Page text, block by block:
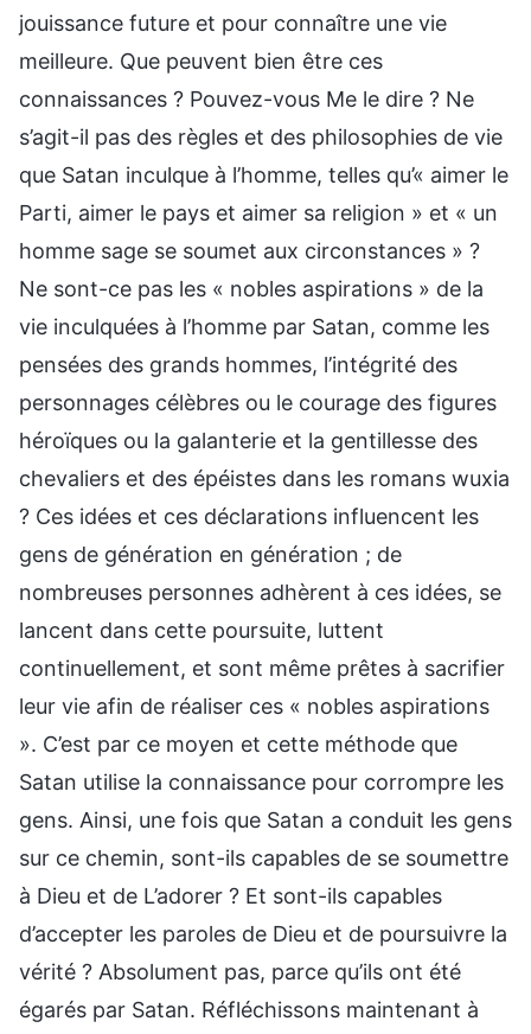
jouissance future et pour connaître une vie
meilleure. Que peuvent bien être ces
connaissances ? Pouvez-vous Me le dire ? Ne
s’agit-il pas des règles et des philosophies de vie
que Satan inculque à l’homme, telles qu’« aimer le
Parti, aimer le pays et aimer sa religion » et « un
homme sage se soumet aux circonstances » ?
Ne sont-ce pas les « nobles aspirations » de la
vie inculquées à l’homme par Satan, comme les
pensées des grands hommes, l’intégrité des
personnages célèbres ou le courage des figures
héroïques ou la galanterie et la gentillesse des
chevaliers et des épéistes dans les romans wuxia
? Ces idées et ces déclarations influencent les
gens de génération en génération ; de
nombreuses personnes adhèrent à ces idées, se
lancent dans cette poursuite, luttent
continuellement, et sont même prêtes à sacrifier
leur vie afin de réaliser ces « nobles aspirations
». C’est par ce moyen et cette méthode que
Satan utilise la connaissance pour corrompre les
gens. Ainsi, une fois que Satan a conduit les gens
sur ce chemin, sont-ils capables de se soumettre
à Dieu et de L’adorer ? Et sont-ils capables
d’accepter les paroles de Dieu et de poursuivre la
vérité ? Absolument pas, parce qu’ils ont été
égarés par Satan. Réfléchissons maintenant à